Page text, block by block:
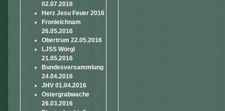
02.07.2016
Herz Jesu Feuer 2016
Fronleichnam
26.05.2016
Obertrum 22.05.2016
LJSS Wörgl
21.05.2016
Bundesversammlung
24.04.2016
JHV 01.04.2016
Ostergrabwache
26.03.2016